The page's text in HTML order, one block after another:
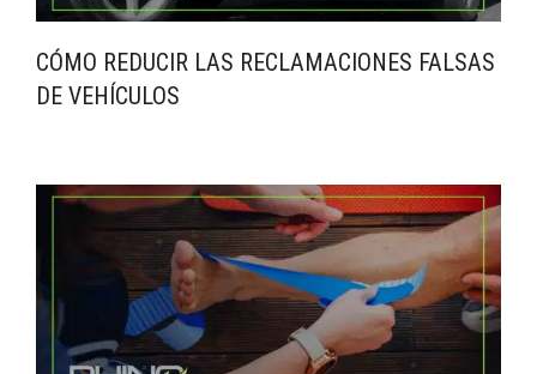
CÓMO REDUCIR LAS RECLAMACIONES FALSAS
DE VEHÍCULOS